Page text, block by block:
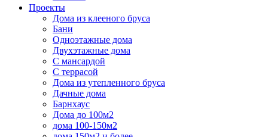
Проекты
Дома из клееного бруса
Бани
Одноэтажные дома
Двухэтажные дома
С мансардой
С террасой
Дома из утепленного бруса
Дачные дома
Барнхаус
Дома до 100м2
дома 100-150м2